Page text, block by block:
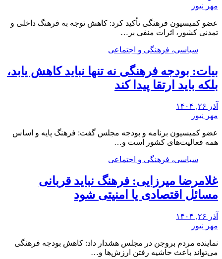
مهر نیوز
عضو کمیسیون فرهنگی تأکید کرد: کاهش توجه به فرهنگ داخلی و
تمدنی کشور، اثرات منفی بر…
سیاسی، فرهنگی و اجتماعی
بیات: بودجه فرهنگی نه تنها نباید کاهش یابد،
بلکه باید ارتقا پیدا کند
آذر ۲۶, ۱۴۰۴
مهر نیوز
عضو کمیسیون برنامه و بودجه مجلس گفت: فرهنگ پایه و اساس
همه فعالیت‌های کشور است و…
سیاسی، فرهنگی و اجتماعی
غلامرضا میرزایی: فرهنگ نباید قربانی
مسائل اقتصادی یا امنیتی شود
آذر ۲۶, ۱۴۰۴
مهر نیوز
نماینده مردم بروجن در مجلس هشدار داد: کاهش بودجه فرهنگی
می‌تواند باعث حاشیه رفتن ارزش‌ها و…